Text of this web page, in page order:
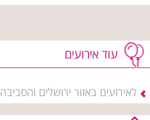
עוד אירועים
לאירועים באזור ירושלים והסביבה